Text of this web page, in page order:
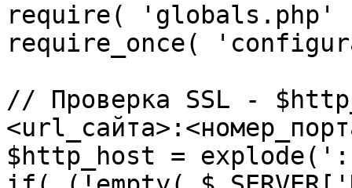
require(
require_once(
// Проверка SSL -
$http_host = explode(':',